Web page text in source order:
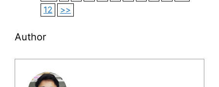
12
>>
Author